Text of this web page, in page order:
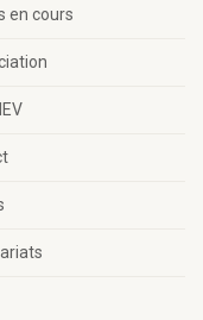
en cours